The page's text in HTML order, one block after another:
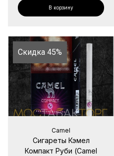
В корзину
Скидка 45%
Camel
Сигареты Кэмел
Компакт Руби (Camel